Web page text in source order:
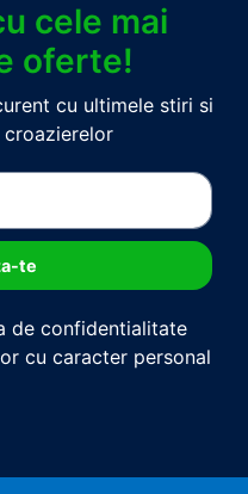
cele mai
oferte!
cu ultimele stiri si
de confidentialitate
cu caracter personal